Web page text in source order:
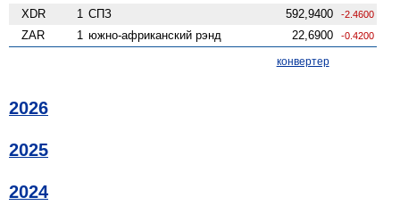
XDR 1 СПЗ 592,9400 -2.4600
ZAR 1 южно-африканский рэнд 22,6900 -0.4200
конвертер
2026
2025
2024